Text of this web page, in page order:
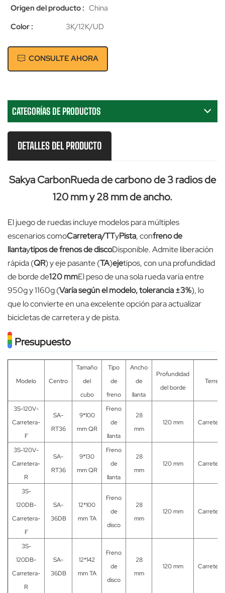
Origen del producto : China
Color :
3K/12K/UD
CONSULTE AHORA
CATEGORÍAS DE PRODUCTOS
DETALLES DEL PRODUCTO
Sakya CarbonRueda de carbono de 3 radios de
120 mm y 28 mm de ancho.
El juego de ruedas incluye modelos para múltiples
escenarios comoCarretera/TTyPista, confreno de
llantaytipos de frenos de discoDisponible. Admite liberación
rápida (QR) y eje pasante (TA)ejetipos, con una profundidad
de borde de120 mmEl peso de una sola rueda varía entre
950g y 1160g (Varía según el modelo, tolerancia ±3%), lo
que lo convierte en una excelente opción para actualizar
bicicletas de carretera y de pista.
Presupuesto
Modelo Centro
Tamaño
del
cubo
Tipo
de
freno
Ancho
de
llanta
Profundidad
del borde
3S-120V-
Carretera-
F
SA-
RT36
9*100
mm QR
Freno
de
llanta
28
mm
120 mm
3S-120V-
Carretera-
R
SA-
RT36
9*130
mm QR
Freno
de
llanta
28
mm
120 mm
3S-
120DB-
Carretera-
F
SA-
36DB
12*100
mm TA
Freno
de
disco
28
mm
120 mm
3S-
120DB-
Carretera-
R
SA-
36DB
12*142
mm TA
Freno
de
disco
28
mm
120 mm